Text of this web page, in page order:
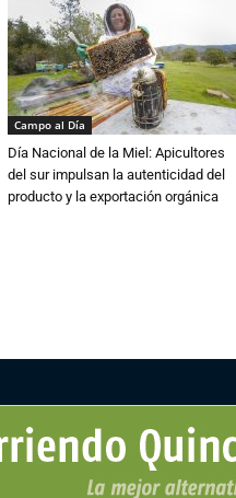
Campo al Día
Día Nacional de la Miel: Apicultores
del sur impulsan la autenticidad del
producto y la exportación orgánica